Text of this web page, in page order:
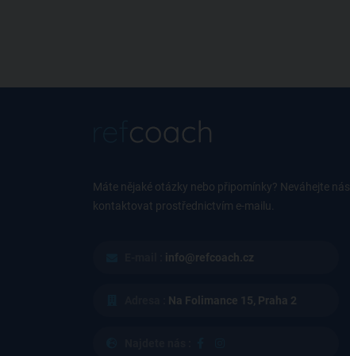
Máte nějaké otázky nebo připomínky? Neváhejte nás
kontaktovat prostřednictvím e-mailu.
info@refcoach.cz
Na Folimance 15, Praha 2